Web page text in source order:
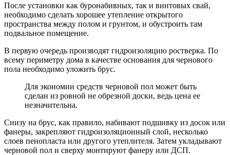
После установки как буронабивных, так и винтовых свай,
необходимо сделать хорошее утепление открытого
пространства между полом и грунтом, и обустроить там
подвальное помещение.
В первую очередь производят гидроизоляцию ростверка. По
всему периметру дома в качестве основания для чернового
пола необходимо уложить брус.
Для экономии средств черновой пол может быть
сделан из ровной не обрезной доски, ведь цена ее
незначительна.
Снизу на брус, как правило, набивают подшивку из досок или
фанеры, закрепляют гидроизоляционный слой, несколько
слоев пенопласта или другого утеплителя. Затем укладывают
черновой пол и сверху монтируют фанеру или ДСП.